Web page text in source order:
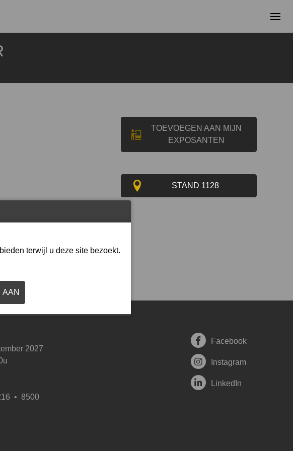
TOEVOEGEN AAN MIJN
EXPOSANTEN
STAND 1128
2027
• 8500
Facebook
Instagram
LinkedIn
terwijl u deze site bezoekt.